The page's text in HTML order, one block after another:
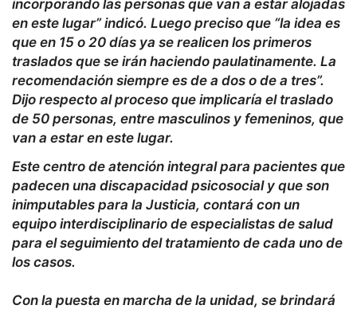
incorporando las personas que van a estar alojadas
en este lugar” indicó. Luego preciso que “la idea es
que en 15 o 20 días ya se realicen los primeros
traslados que se irán haciendo paulatinamente. La
recomendación siempre es de a dos o de a tres”.
Dijo respecto al proceso que implicaría el traslado
de 50 personas, entre masculinos y femeninos, que
van a estar en este lugar.
Este centro de atención integral para pacientes que
padecen una discapacidad psicosocial y que son
inimputables para la Justicia, contará con un
equipo interdisciplinario de especialistas de salud
para el seguimiento del tratamiento de cada uno de
los casos.
Con la puesta en marcha de la unidad, se brindará